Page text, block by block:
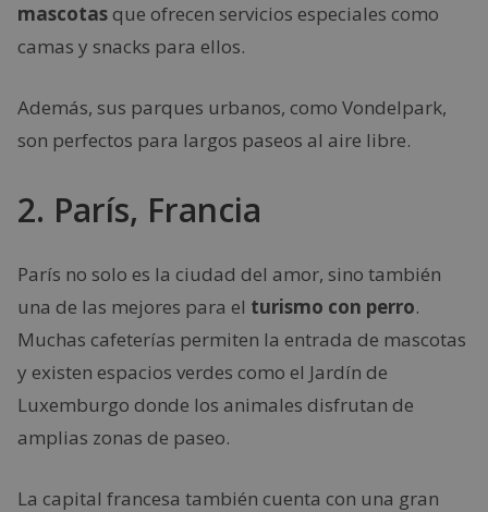
mascotasque ofrecen servicios especiales como
camas y snacks para ellos.
Además, sus parques urbanos, como Vondelpark,
son perfectos para largos paseos al aire libre.
2. París, Francia
París no solo es la ciudad del amor, sino también
una de las mejores para el turismo con perro.
Muchas cafeterías permiten la entrada de mascotas
y existen espacios verdes como el Jardín de
Luxemburgo donde los animales disfrutan de
amplias zonas de paseo.
La capital francesa también cuenta con una gran